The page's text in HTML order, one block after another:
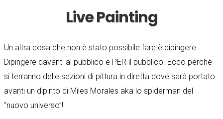
Live Painting
Un altra cosa che non è stato possibile fare è dipingere.
Dipingere davanti al pubblico e PER il pubblico. Ecco perchè
si terranno delle sezioni di pittura in diretta dove sarà portato
avanti un dipinto di Miles Morales aka lo spiderman del
“nuovo universo”!